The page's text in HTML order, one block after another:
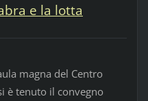
e la lotta
magna del Centro
è tenuto il convegno